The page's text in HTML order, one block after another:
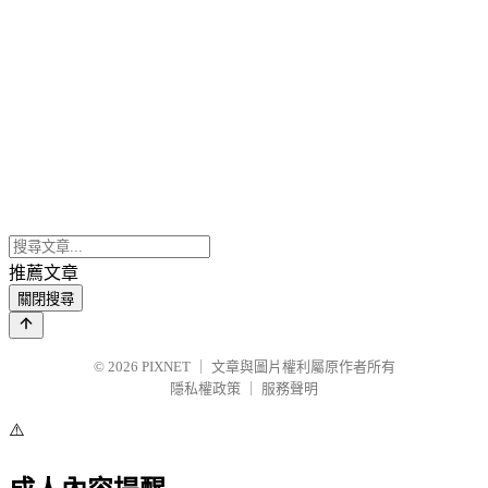
推薦文章
關閉搜尋
© 2026 PIXNET
文章與圖片權利屬原作者所有
隱私權政策
服務聲明
⚠️